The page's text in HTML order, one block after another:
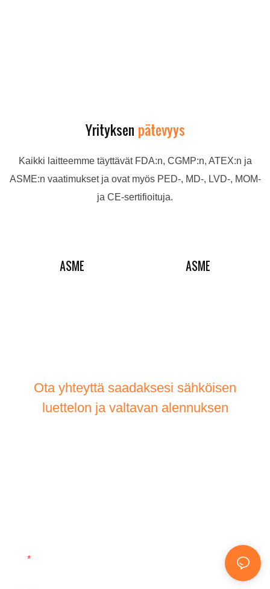
Yrityksen pätevyys
Kaikki laitteemme täyttävät FDA:n, CGMP:n, ATEX:n ja
ASME:n vaatimukset ja ovat myös PED-, MD-, LVD-, MOM-
ja CE-sertifioituja.
ASME ASME
Ota yhteyttä saadaksesi sähköisen
luettelon ja valtavan alennuksen